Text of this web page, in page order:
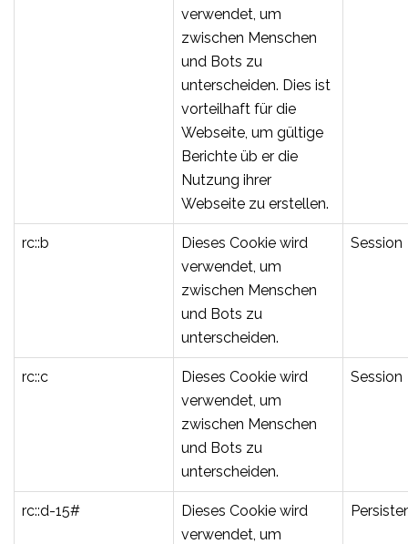
verwendet, um
zwischen Menschen
und Bots zu
unterscheiden. Dies ist
vorteilhaft für die
Webseite, um gültige
Berichte üb er die
Nutzung ihrer
Webseite zu erstellen.
rc::b
Dieses Cookie wird
verwendet, um
zwischen Menschen
und Bots zu
unterscheiden.
Session
rc::c
Dieses Cookie wird
verwendet, um
zwischen Menschen
und Bots zu
unterscheiden.
Session
rc::d-15#
Dieses Cookie wird
verwendet, um